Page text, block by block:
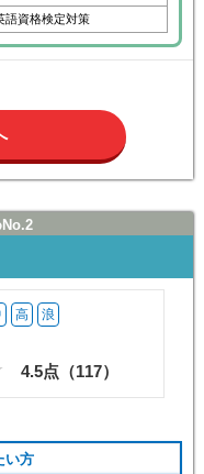
語資格検定対策
高 浪
4.5点（117）
い方